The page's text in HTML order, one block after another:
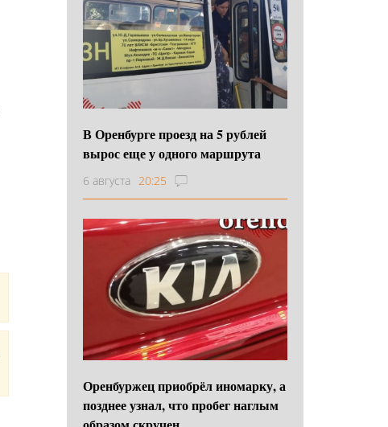
В Оренбурге проезд на 5 рублей
вырос еще у одного маршрута
6 августа 20:25
Оренбуржец приобрёл иномарку, а
позднее узнал, что пробег наглым